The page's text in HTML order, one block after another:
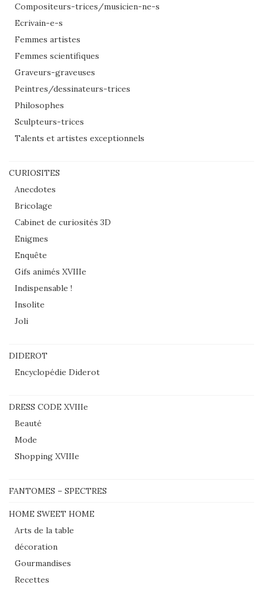
Compositeurs-trices/musicien-ne-s
Ecrivain-e-s
Femmes artistes
Femmes scientifiques
Graveurs-graveuses
Peintres/dessinateurs-trices
Philosophes
Sculpteurs-trices
Talents et artistes exceptionnels
CURIOSITES
Anecdotes
Bricolage
Cabinet de curiosités 3D
Enigmes
Enquête
Gifs animés XVIIIe
Indispensable !
Insolite
Joli
DIDEROT
Encyclopédie Diderot
DRESS CODE XVIIIe
Beauté
Mode
Shopping XVIIIe
FANTOMES – SPECTRES
HOME SWEET HOME
Arts de la table
décoration
Gourmandises
Recettes